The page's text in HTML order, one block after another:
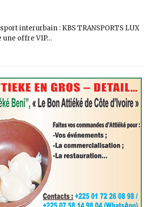
interurbain : KBS TRANSPORTS LUX
une offre VIP…